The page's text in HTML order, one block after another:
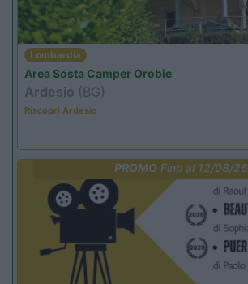
Lombardia
Area Sosta Camper Orobie
Ardesio (BG)
Riscopri Ardesio
PROMO Fino al 12/08/26